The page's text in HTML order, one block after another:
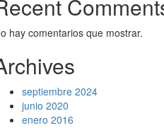
hay comentarios que mostrar.
septiembre 2024
junio 2020
enero 2016